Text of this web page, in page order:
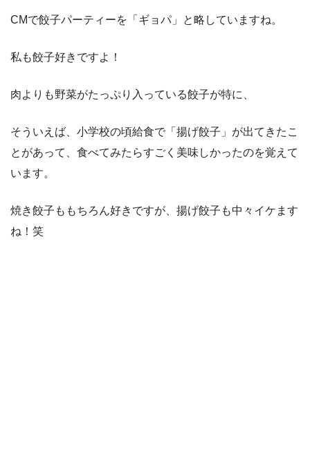
CMで餃子パーティーを「ギョパ」と略していますね。
私も餃子好きですよ！
肉よりも野菜がたっぷり入っている餃子が特に、
そういえば、小学校の頃給食で「揚げ餃子」が出てきたこ
とがあって、食べてみたらすごく美味しかったのを覚えて
います。
焼き餃子ももちろん好きですが、揚げ餃子も中々イケます
ね！笑